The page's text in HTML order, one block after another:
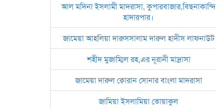
আল মদিনা ইসলামী মাদরাসা, কুপারবাজার,বিছনাকান্দি
হাদারপার।
জামেয়া আহলিয়া দারুসসালাম দারুল হাদীস লাফনাউট
শহীদ মুজাম্মিল রহ,এর নূরানী মাদ্রাসা
জামেয়া দারুল ক্বোরান সোনার বাংলা মাদরাসা
জামিয়া ইসলামিয়া তোয়াকুল